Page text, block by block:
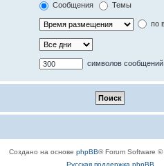
Сообщения Темы
по
символов сообщений
Создано на основе phpBB® Forum Software ©
Русская поддержка phpBB